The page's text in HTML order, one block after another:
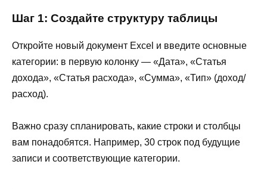
Шаг 1: Создайте структуру таблицы
Откройте новый документ Excel и введите основные
категории: в первую колонку — «Дата», «Статья
дохода», «Статья расхода», «Сумма», «Тип» (доход/
расход).
Важно сразу спланировать, какие строки и столбцы
вам понадобятся. Например, 30 строк под будущие
записи и соответствующие категории.